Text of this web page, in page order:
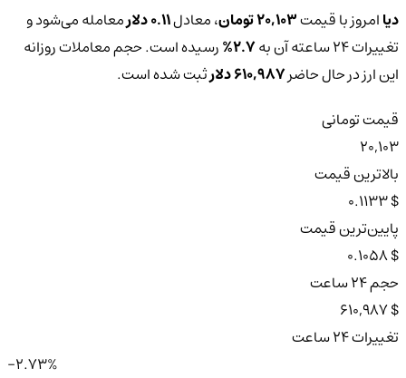
دیاامروز با قیمت20,103 تومان ، معادل0.11 دلار
معامله می‌شود و
تغییرات ۲۴ ساعته آن به
2.7% رسیده است. حجم معاملات روزانه
این ارز در حال حاضر610,987 دلار
ثبت شده است.
قیمت تومانی
20,103
بالاترین قیمت
$ 0.1133
پایین‌ترین قیمت
$ 0.1058
حجم ۲۴ ساعت
$ 610,987
تغییرات ۲۴ ساعت
-2.73%